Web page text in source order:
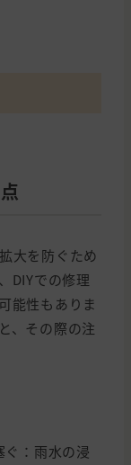
大を防ぐため
DIYでの修理
能性もありま
、その際の注
ぐ：雨水の浸